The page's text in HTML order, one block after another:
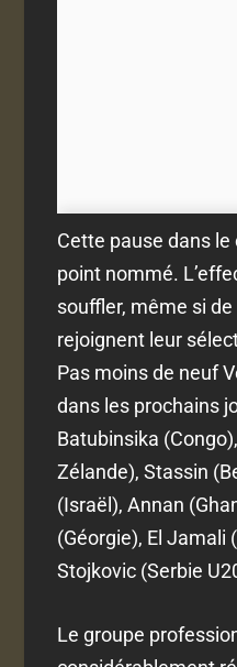
Cette pause dans
point nommé.
souffler, même si
rejoignent leur
Pas moins de neuf
dans les prochains
Batubinsika
Zélande), Stassin
(Israël), Annan
(Géorgie), El Jamali
Stojkovic (Serbie
Le groupe